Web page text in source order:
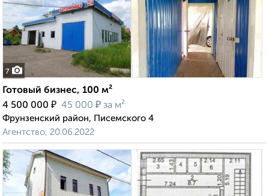
7
Готовый бизнес, 100 м²
4 500 000 ₽ 45 000 ₽ за м²
Фрунзенский район, Писемского 4
Агентство, 20.06.2022